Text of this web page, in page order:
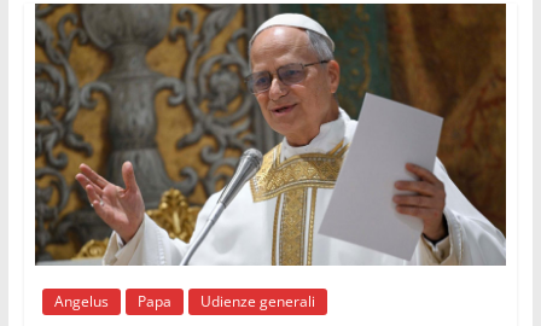
06.08.2026
Hiroshima e Nagasaki, 81 anni dopo. Al via i
"dieci giorni di preghiera per la pace"
06.08.2026
Santa Maria degli Angeli, quando un Santuario
custodisce le origini
06.08.2026
Libano, riprendono i colloqui di Roma tra nuove
tensioni e raid nel sud
06.08.2026
Medio Oriente, intesa tra Iran e Oman sullo
Stretto di Hormuz
Angelus Papa Udienze generali